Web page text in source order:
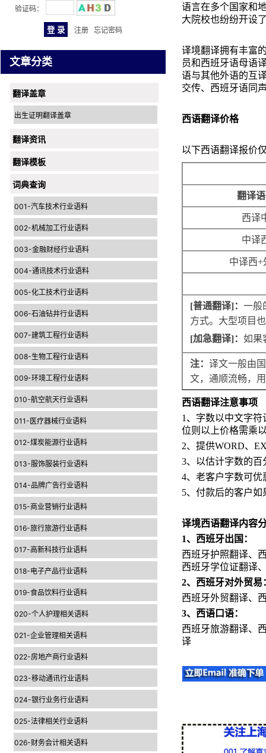
验证码：
注册 忘记密码
文章分类
翻译盖章
出生证明翻译盖章
翻译资讯
翻译模板
词典查询
001-汽车技术行业语料
002-机械加工行业语料
003-金融财经行业语料
004-通讯技术行业语料
005-化工技术行业语料
006-石油钻井行业语料
007-建筑工程行业语料
008-生物工程行业语料
009-环境工程行业语料
010-航空航天行业语料
011-医疗器械行业语料
012-煤炭能源行业语料
013-服饰服装行业语料
014-品牌广告行业语料
015-商业营销行业语料
016-旅行旅游行业语料
017-高新科技行业语料
018-电子产品行业语料
019-食品饮料行业语料
020-个人护理相关语料
021-企业管理相关语料
022-房地产商行业语料
023-移动通讯行业语料
024-银行业务行业语料
025-法律相关行业语料
026-财务会计相关语料
语言在多个国家和
大院校也纷纷开设
译境翻译拥有丰富
员和西班牙语母语
语与其他外语的互
交传、西班牙语同
西语翻译价格
以下西语翻译报价
翻译
西译
中译
中译西+
[普通翻译]： 一般
方式。大型项目
[加急翻译]： 如果
注： 译文一般由
文，通顺流畅，
西语翻译注意事项
1 、字数以中文字符
位则以上价格需乘
2、提供WORD、
3、以估计字数的
4、老客户字数可优
5、付款后的客户
译境西语翻译内容
1、西班牙出国：
西班牙护照翻译、
西班牙学位证翻译
2、西班牙对外贸易
西班牙外贸翻译、
3、西语口语：
西班牙旅游翻译、
译